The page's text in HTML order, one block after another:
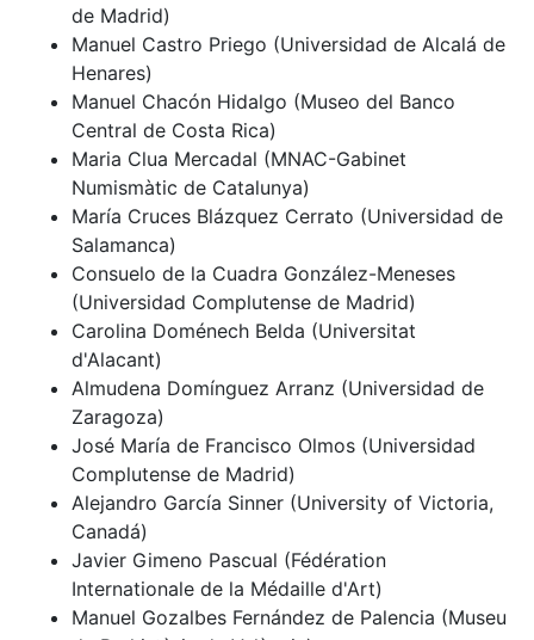
de Madrid)
Manuel Castro Priego (Universidad de Alcalá de
Henares)
Manuel Chacón Hidalgo (Museo del Banco
Central de Costa Rica)
Maria Clua Mercadal (MNAC-Gabinet
Numismàtic de Catalunya)
María Cruces Blázquez Cerrato (Universidad de
Salamanca)
Consuelo de la Cuadra González-Meneses
(Universidad Complutense de Madrid)
Carolina Doménech Belda (Universitat
d'Alacant)
Almudena Domínguez Arranz (Universidad de
Zaragoza)
José María de Francisco Olmos (Universidad
Complutense de Madrid)
Alejandro García Sinner (University of Victoria,
Canadá)
Javier Gimeno Pascual (Fédération
Internationale de la Médaille d'Art)
Manuel Gozalbes Fernández de Palencia (Museu